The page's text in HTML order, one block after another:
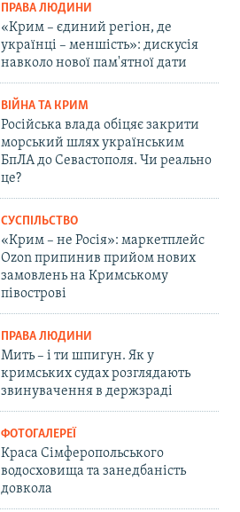
ПРАВА ЛЮДИНИ
«Крим – єдиний регіон, де
українці – меншість»: дискусія
навколо нової пам'ятної дати
ВІЙНА ТА КРИМ
Російська влада обіцяє закрити
морський шлях українським
БпЛА до Севастополя. Чи реально
це?
СУСПІЛЬСТВО
«Крим – не Росія»: маркетплейс
Ozon припинив прийом нових
замовлень на Кримському
півострові
ПРАВА ЛЮДИНИ
Мить – і ти шпигун. Як у
кримських судах розглядають
звинувачення в держзраді
ФОТОГАЛЕРЕЇ
Краса Сімферопольського
водосховища та занедбаність
довкола